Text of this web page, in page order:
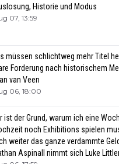
Historie und Modus
07, 13:59
müssen schlichtweg mehr Titel
Forderung nach historischem
van Veen
06, 18:00
ist der Grund, warum ich eine
noch Exhibitions spielen
weiter das ganze verdammte
Aspinall nimmt sich Luke